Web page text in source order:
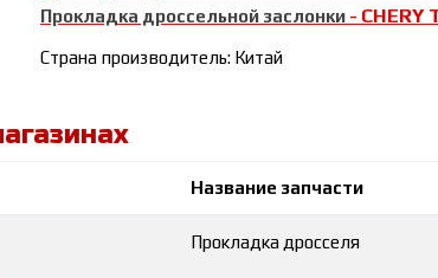
Прокладка дроссельной заслонки - CHERY
Страна производитель: Китай
Название запчасти
Прокладка дросселя